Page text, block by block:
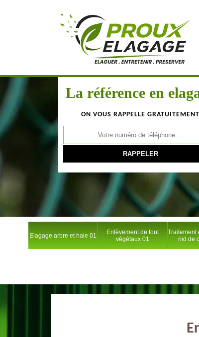
La référence en
ON VOUS RAPPELLE GRATUITEMENT
Elagage arbre et haie 01
Enlèvement de tout
végétaux 01
Traitement
nid de